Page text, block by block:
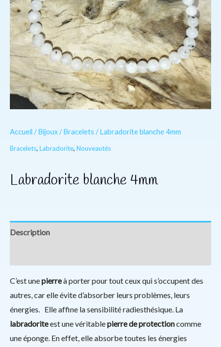
Accueil /Bijoux/Bracelets / Labradorite blanche 4mm
Bracelets, Labradorite, Nouveautés
Labradorite blanche 4mm
Description
C’est unepierreà porter pour tout ceux qui s’occupent des
autres, car elle évite d’absorber leurs problèmes, leurs
énergies. Elle affine la sensibilité radiesthésique. La
labradoriteest une véritablepierre de protectioncomme
une éponge. En effet, elle absorbe toutes les énergies